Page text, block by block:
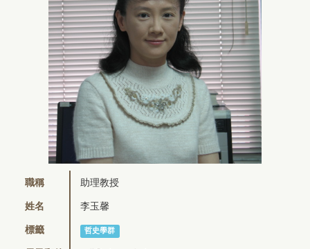
職稱 助理教授
姓名 李玉馨
標籤 哲史學群